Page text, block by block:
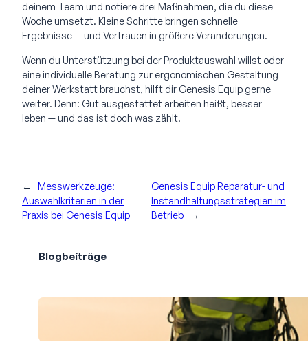
deinem Team und notiere drei Maßnahmen, die du diese
Woche umsetzt. Kleine Schritte bringen schnelle
Ergebnisse — und Vertrauen in größere Veränderungen.
Wenn du Unterstützung bei der Produktauswahl willst oder
eine individuelle Beratung zur ergonomischen Gestaltung
deiner Werkstatt brauchst, hilft dir Genesis Equip gerne
weiter. Denn: Gut ausgestattet arbeiten heißt, besser
leben — und das ist doch was zählt.
←
Messwerkzeuge:
Auswahlkriterien in der
Praxis bei Genesis Equip
Genesis Equip Reparatur- und
Instandhaltungsstrategien im
Betrieb
→
Blogbeiträge
Professionelle Gebäudereinigung in
schwindelnden Höhen: Sauberkeit hoch